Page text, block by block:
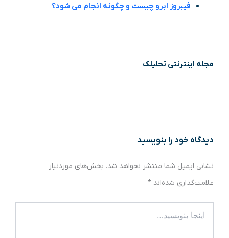
فیبروز ابرو چیست و چگونه انجام می شود؟
مجله اینترنتی تحلیلک
دیدگاه‌ خود را بنویسید
نشانی ایمیل شما منتشر نخواهد شد. بخش‌های موردنیاز
علامت‌گذاری شده‌اند *
بنویسید…